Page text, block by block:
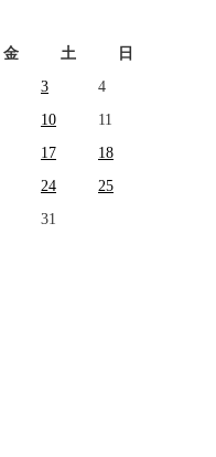
金 土
日
3
4
10
11
17
18
24
25
31